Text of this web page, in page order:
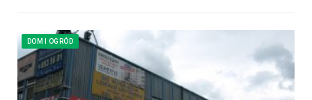
DOM I OGRÓD